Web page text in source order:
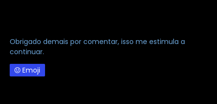
Obrigado demais por comentar, isso me estimula a
continuar.
Emoji